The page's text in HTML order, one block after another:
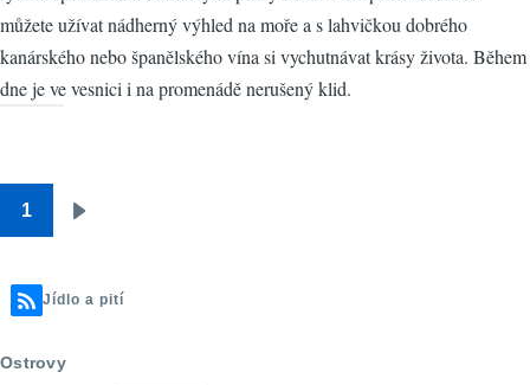
můžete užívat nádherný výhled na moře a s lahvičkou dobrého
kanárského nebo španělského vína si vychutnávat krásy života. Během
dne je ve vesnici i na promenádě nerušený klid.
Pagination
1
Jídlo a pití
Ostrovy